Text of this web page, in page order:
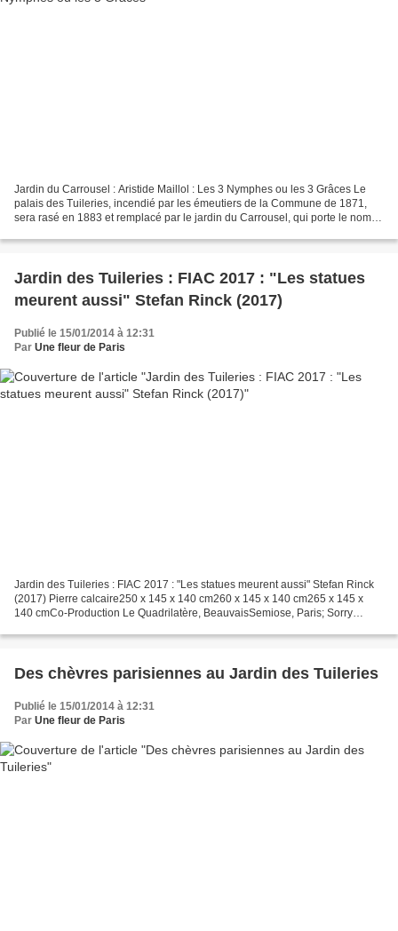
Jardin du Carrousel : Aristide Maillol : Les 3 Nymphes ou les 3 Grâces Le
palais des Tuileries, incendié par les émeutiers de la Commune de 1871,
sera rasé en 1883 et remplacé par le jardin du Carrousel, qui porte le nom
Jardin des Tuileries : FIAC 2017 : "Les statues
meurent aussi" Stefan Rinck (2017)
Publié le 15/01/2014 à 12:31
Par Une fleur de Paris
Jardin des Tuileries : FIAC 2017 : "Les statues meurent aussi" Stefan Rinck
(2017) Pierre calcaire250 x 145 x 140 cm260 x 145 x 140 cm265 x 145 x
140 cmCo-Production Le Quadrilatère, BeauvaisSemiose, Paris; Sorry
Des chèvres parisiennes au Jardin des Tuileries
Publié le 15/01/2014 à 12:31
Par Une fleur de Paris